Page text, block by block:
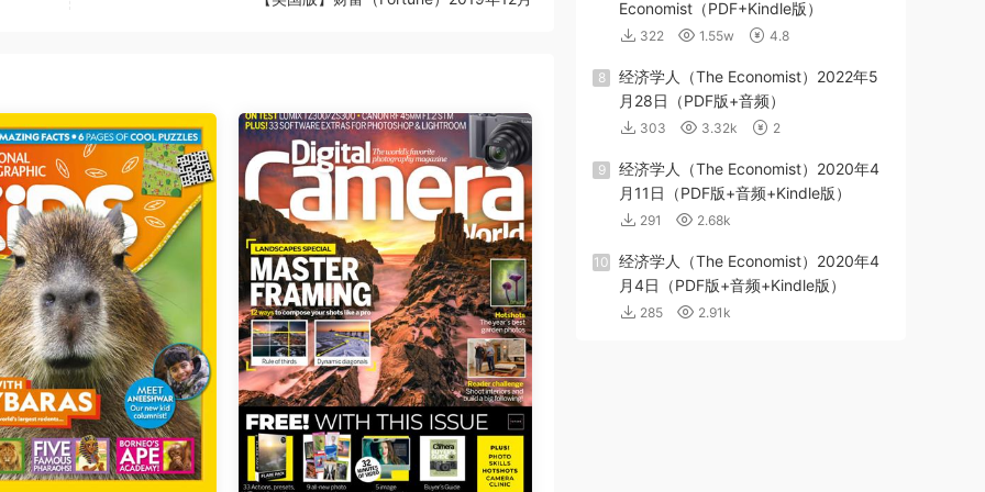
Economist（PDF+Kindle版）
322 1.55w 4.8
8
经济学人（The Economist）2022年5
月28日（PDF版+音频）
303 3.32k 2
9
经济学人（The Economist）2020年4
月11日（PDF版+音频+Kindle版）
291 2.68k
10
经济学人（The Economist）2020年4
月4日（PDF版+音频+Kindle版）
285 2.91k